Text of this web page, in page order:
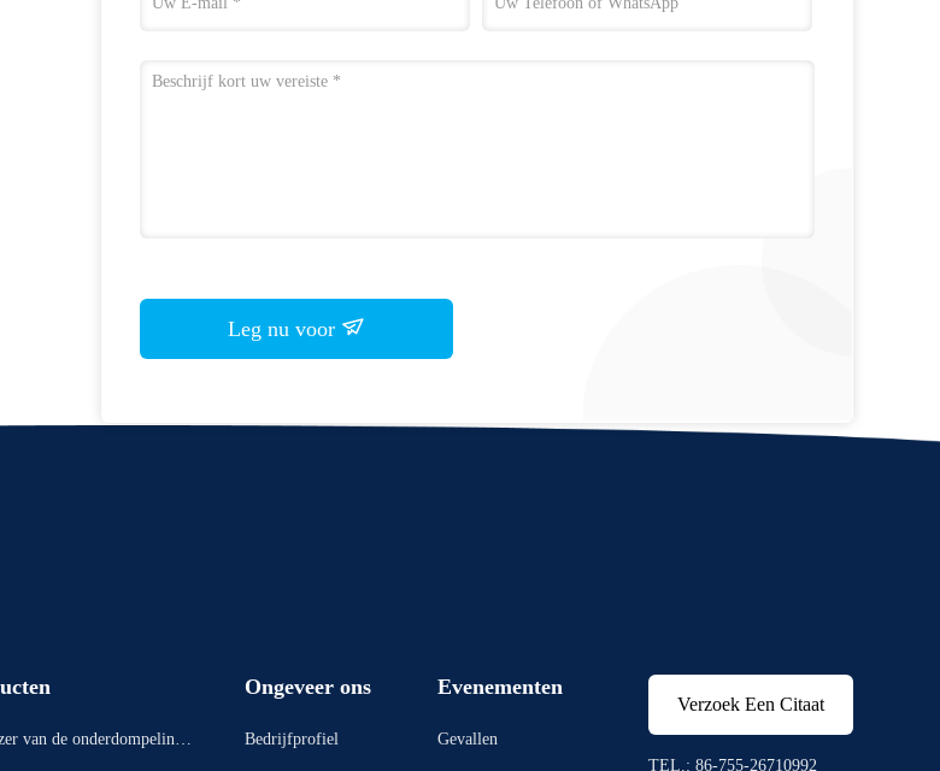
Leg nu voor
van de onderdompelings
Ongeveer ons
Bedrijfprofiel
Evenementen
Gevallen
Verzoek Een Citaat
TEL.: 86-755-26710992